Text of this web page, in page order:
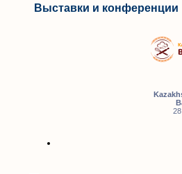
Выставки и конференции